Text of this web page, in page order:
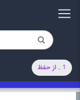
1 . از حفظ